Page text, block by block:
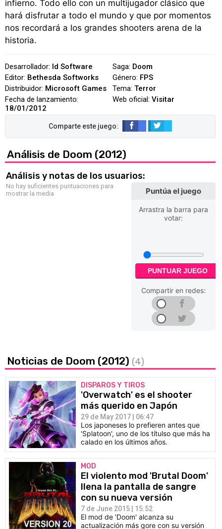
infierno. Todo ello con un multijugador clásico que
hará disfrutar a todo el mundo y que por momentos
nos recordará a los grandes shooters arena de la
historia.
Desarrollador: Id Software
Editor: Bethesda Softworks
Distribuidor: Microsoft Games
Fecha de lanzamiento:
18/01/2012
Saga: Doom
Género: FPS
Tema: Terror
Web oficial: Visitar
Análisis de Doom (2012)
Análisis y notas de los usuarios:
No hay suficientes puntuaciones para
mostrar la media
Puntúa el juego
Arrastra la barra para
votar:
PUNTUAR JUEGO
Compartir en redes:
Noticias de Doom (2012) (4)
DISPAROS Y TIROS
'Overwatch' es el shooter
más querido en Japón
29 de May 2017 | 06:47
Los japoneses lo prefieren antes que
'Splatoon', uno de los títulso que más ha
calado en los últimos años.
MOD
El violento mod 'Brutal Doom'
llena la pantalla de sangre
con su nueva versión
7 de June 2015 | 15:52
El mod de 'Doom' alcanza su
actualización más gore con su versión